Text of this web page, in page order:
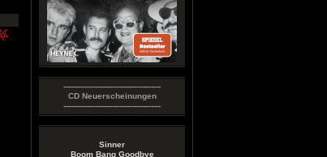
----------------------------------------
CD Neuerscheinungen
----------------------------------------
Sinner
Boom Bang Goodbye